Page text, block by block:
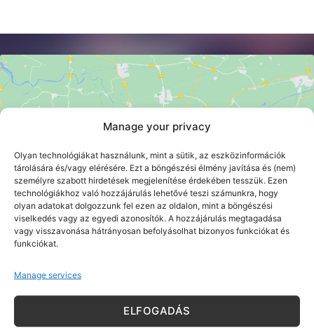
Manage your privacy
Olyan technológiákat használunk, mint a sütik, az eszközinformációk
tárolására és/vagy elérésére. Ezt a böngészési élmény javítása és (nem)
személyre szabott hirdetések megjelenítése érdekében tesszük. Ezen
technológiákhoz való hozzájárulás lehetővé teszi számunkra, hogy
olyan adatokat dolgozzunk fel ezen az oldalon, mint a böngészési
viselkedés vagy az egyedi azonosítók. A hozzájárulás megtagadása
vagy visszavonása hátrányosan befolyásolhat bizonyos funkciókat és
funkciókat.
Manage services
ELFOGADÁS
Cookie szabályzat
I AGREE
Kérdése van? Írjon nekünk!